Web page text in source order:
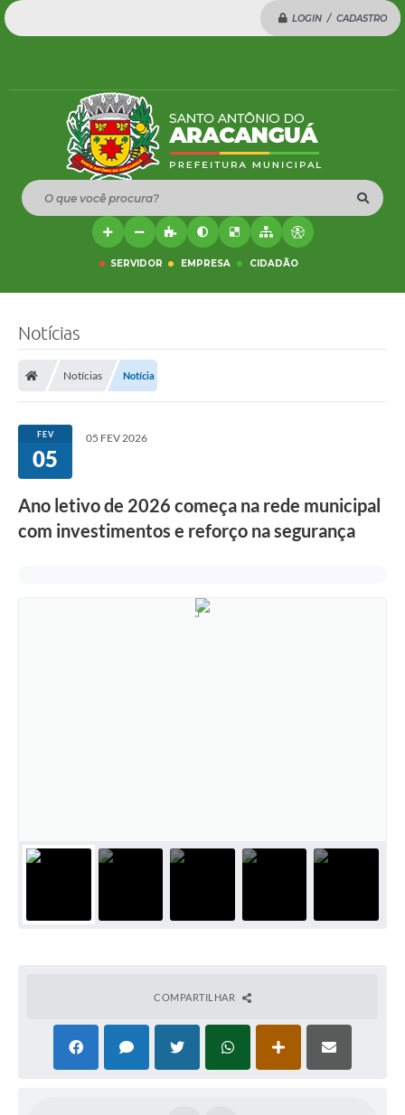
LOGIN / CADASTRO
O que você procura?
SERVIDOR EMPRESA CIDADÃO
Notícias
Notícias Notícia
FEV
05
05 FEV 2026
Ano letivo de 2026 começa na rede municipal
com investimentos e reforço na segurança
COMPARTILHAR